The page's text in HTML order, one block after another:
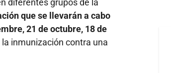
diferentes grupos de la
que se llevarán a cabo
21 de octubre, 18 de
inmunización contra una